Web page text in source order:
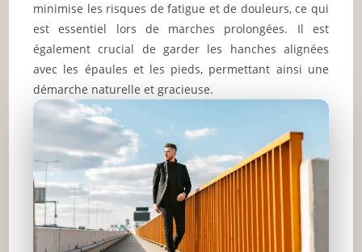
minimise les risques de fatigue et de douleurs, ce qui
est essentiel lors de marches prolongées. Il est
également crucial de garder les hanches alignées
avec les épaules et les pieds, permettant ainsi une
démarche naturelle et gracieuse.